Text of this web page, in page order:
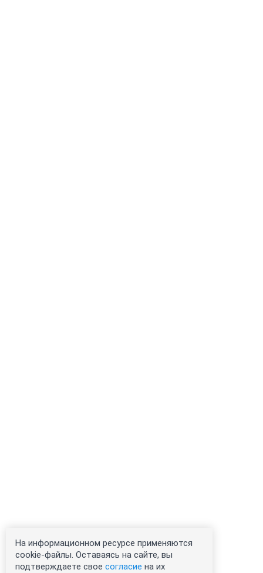
На информационном ресурсе применяются
cookie-файлы. Оставаясь на сайте, вы
подтверждаете свое согласие на их